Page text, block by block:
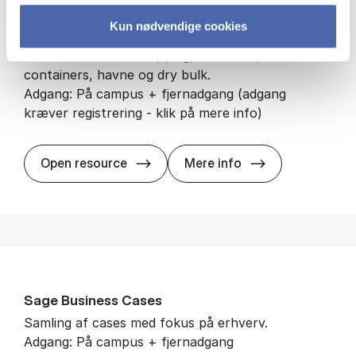
Kun nødvendige cookies
Nyheder om den maritime branche, dækkende alle
containers, havne og dry bulk.
Adgang: På campus + fjernadgang (adgang
kræver registrering - klik på mere info)
Open resource Mere info Lloyd's List
Sage Bu­si­ness Ca­ses
Samling af cases med fokus på erhverv.
Adgang: På campus + fjernadgang